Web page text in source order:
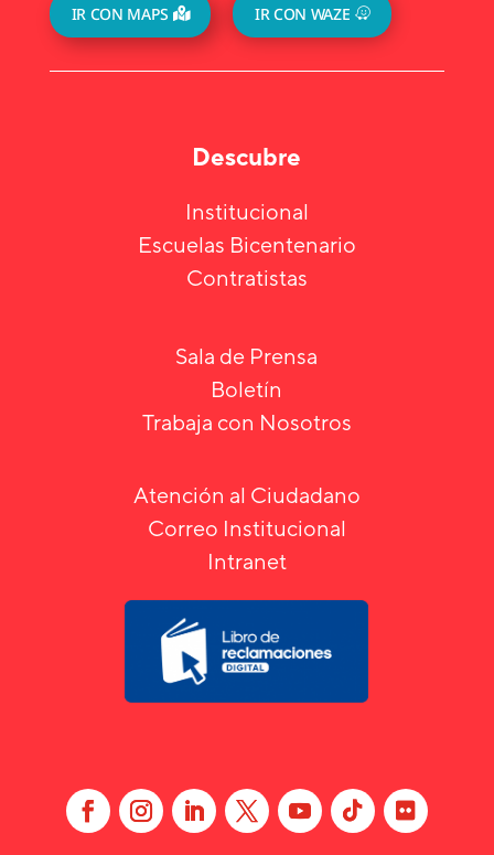
IR CON MAPS IR CON WAZE
Descubre
Institucional
Escuelas Bicentenario
Contratistas
Sala de Prensa
Boletín
Trabaja con Nosotros
Atención al Ciudadano
Correo Institucional
Intranet